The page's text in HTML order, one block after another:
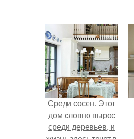
Среди сосен. Этот
дом словно вырос
среди деревьев, и